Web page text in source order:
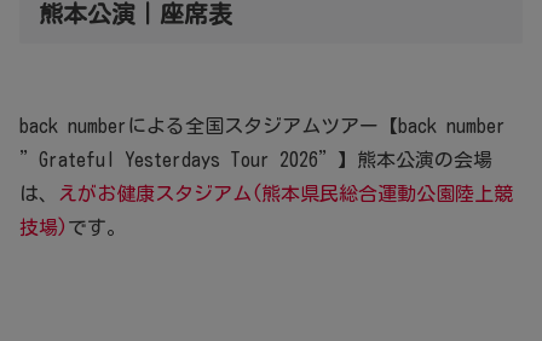
熊本公演｜座席表
back numberによる全国スタジアムツアー【back number
”Grateful Yesterdays Tour 2026”】熊本公演の会場
は、
えがお健康スタジアム(熊本県民総合運動公園陸上競
技場) です。